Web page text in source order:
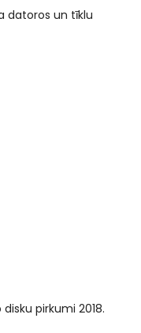
datoros un tīklu
pirkumi 2018.